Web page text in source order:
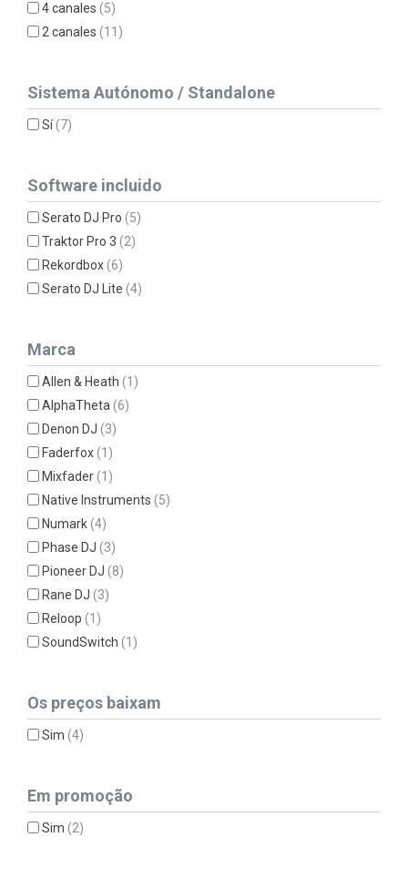
4 canales(5)
2 canales(11)
Sistema Autónomo / Standalone
Sí(7)
Software incluido
Serato DJ Pro(5)
Traktor Pro 3(2)
Rekordbox(6)
Serato DJ Lite(4)
Marca
Allen & Heath(1)
AlphaTheta(6)
Denon DJ(3)
Faderfox(1)
Mixfader(1)
Native Instruments(5)
Numark(4)
Phase DJ(3)
Pioneer DJ(8)
Rane DJ(3)
Reloop(1)
SoundSwitch(1)
Os preços baixam
Sim(4)
Em promoção
Sim(2)